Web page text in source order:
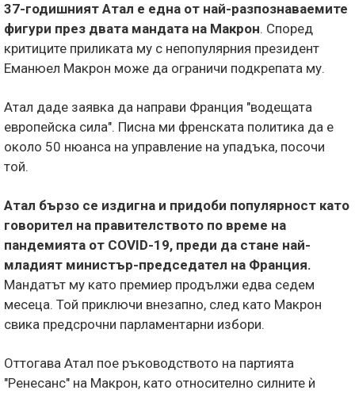
37-годишният Атал е една от най-разпознаваемите
фигури през двата мандата на Макрон. Според
критиците приликата му с непопулярния президент
Еманюел Макрон може да ограничи подкрепата му.
Атал даде заявка да направи Франция "водещата
европейска сила". Писна ми френската политика да е
около 50 нюанса на управление на упадъка, посочи
той.
Атал бързо се издигна и придоби популярност като
говорител на правителството по време на
пандемията от COVID-19, преди да стане най-
младият министър-председател на Франция.
Мандатът му като премиер продължи едва седем
месеца. Той приключи внезапно, след като Макрон
свика предсрочни парламентарни избори.
Оттогава Атал пое ръководството на партията
"Ренесанс" на Макрон, като относително силните ѝ